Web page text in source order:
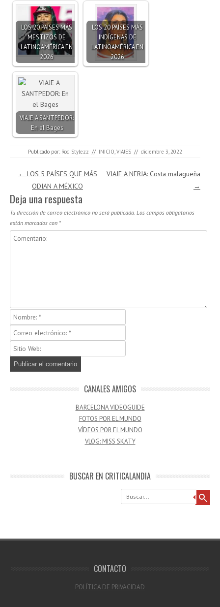
LOS 20 PAÍSES MÁS
MESTIZOS DE
LATINOAMÉRICA EN
2026
LOS 20 PAÍSES MÁS
INDÍGENAS DE
LATINOAMÉRICA EN
2026
VIAJE A SANTPEDOR:
En el Bages
Publicado por: Rod Stylezz // INICIO VIAJES // diciembre 3, 2022
Navegación de entradas
← LOS 5 PAÍSES QUE MÁS
ODIAN A MÉXICO
VIAJE A NERJA: Costa malagueña
→
Deja una respuesta
Tu dirección de correo electrónico no será publicada. Los campos obligatorios
están marcados con *
CANALES AMIGOS
BARCELONA VIDEOGUIDE
FOTOS POR EL MUNDO
VÍDEOS POR EL MUNDO
VLOG: MISS SKATY
BUSCAR EN CRITICALANDIA
Buscar
CONTACTO
POLÍTICA DE PRIVACIDAD